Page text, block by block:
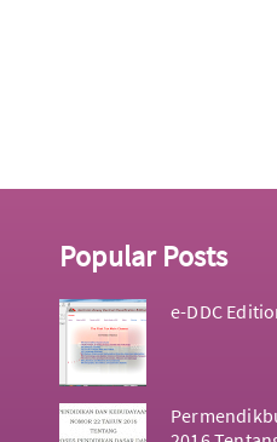
Popular Posts
e-DDC